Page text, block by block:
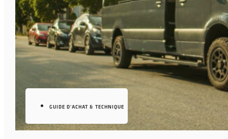
GUIDE D'ACHAT & TECHNIQUE